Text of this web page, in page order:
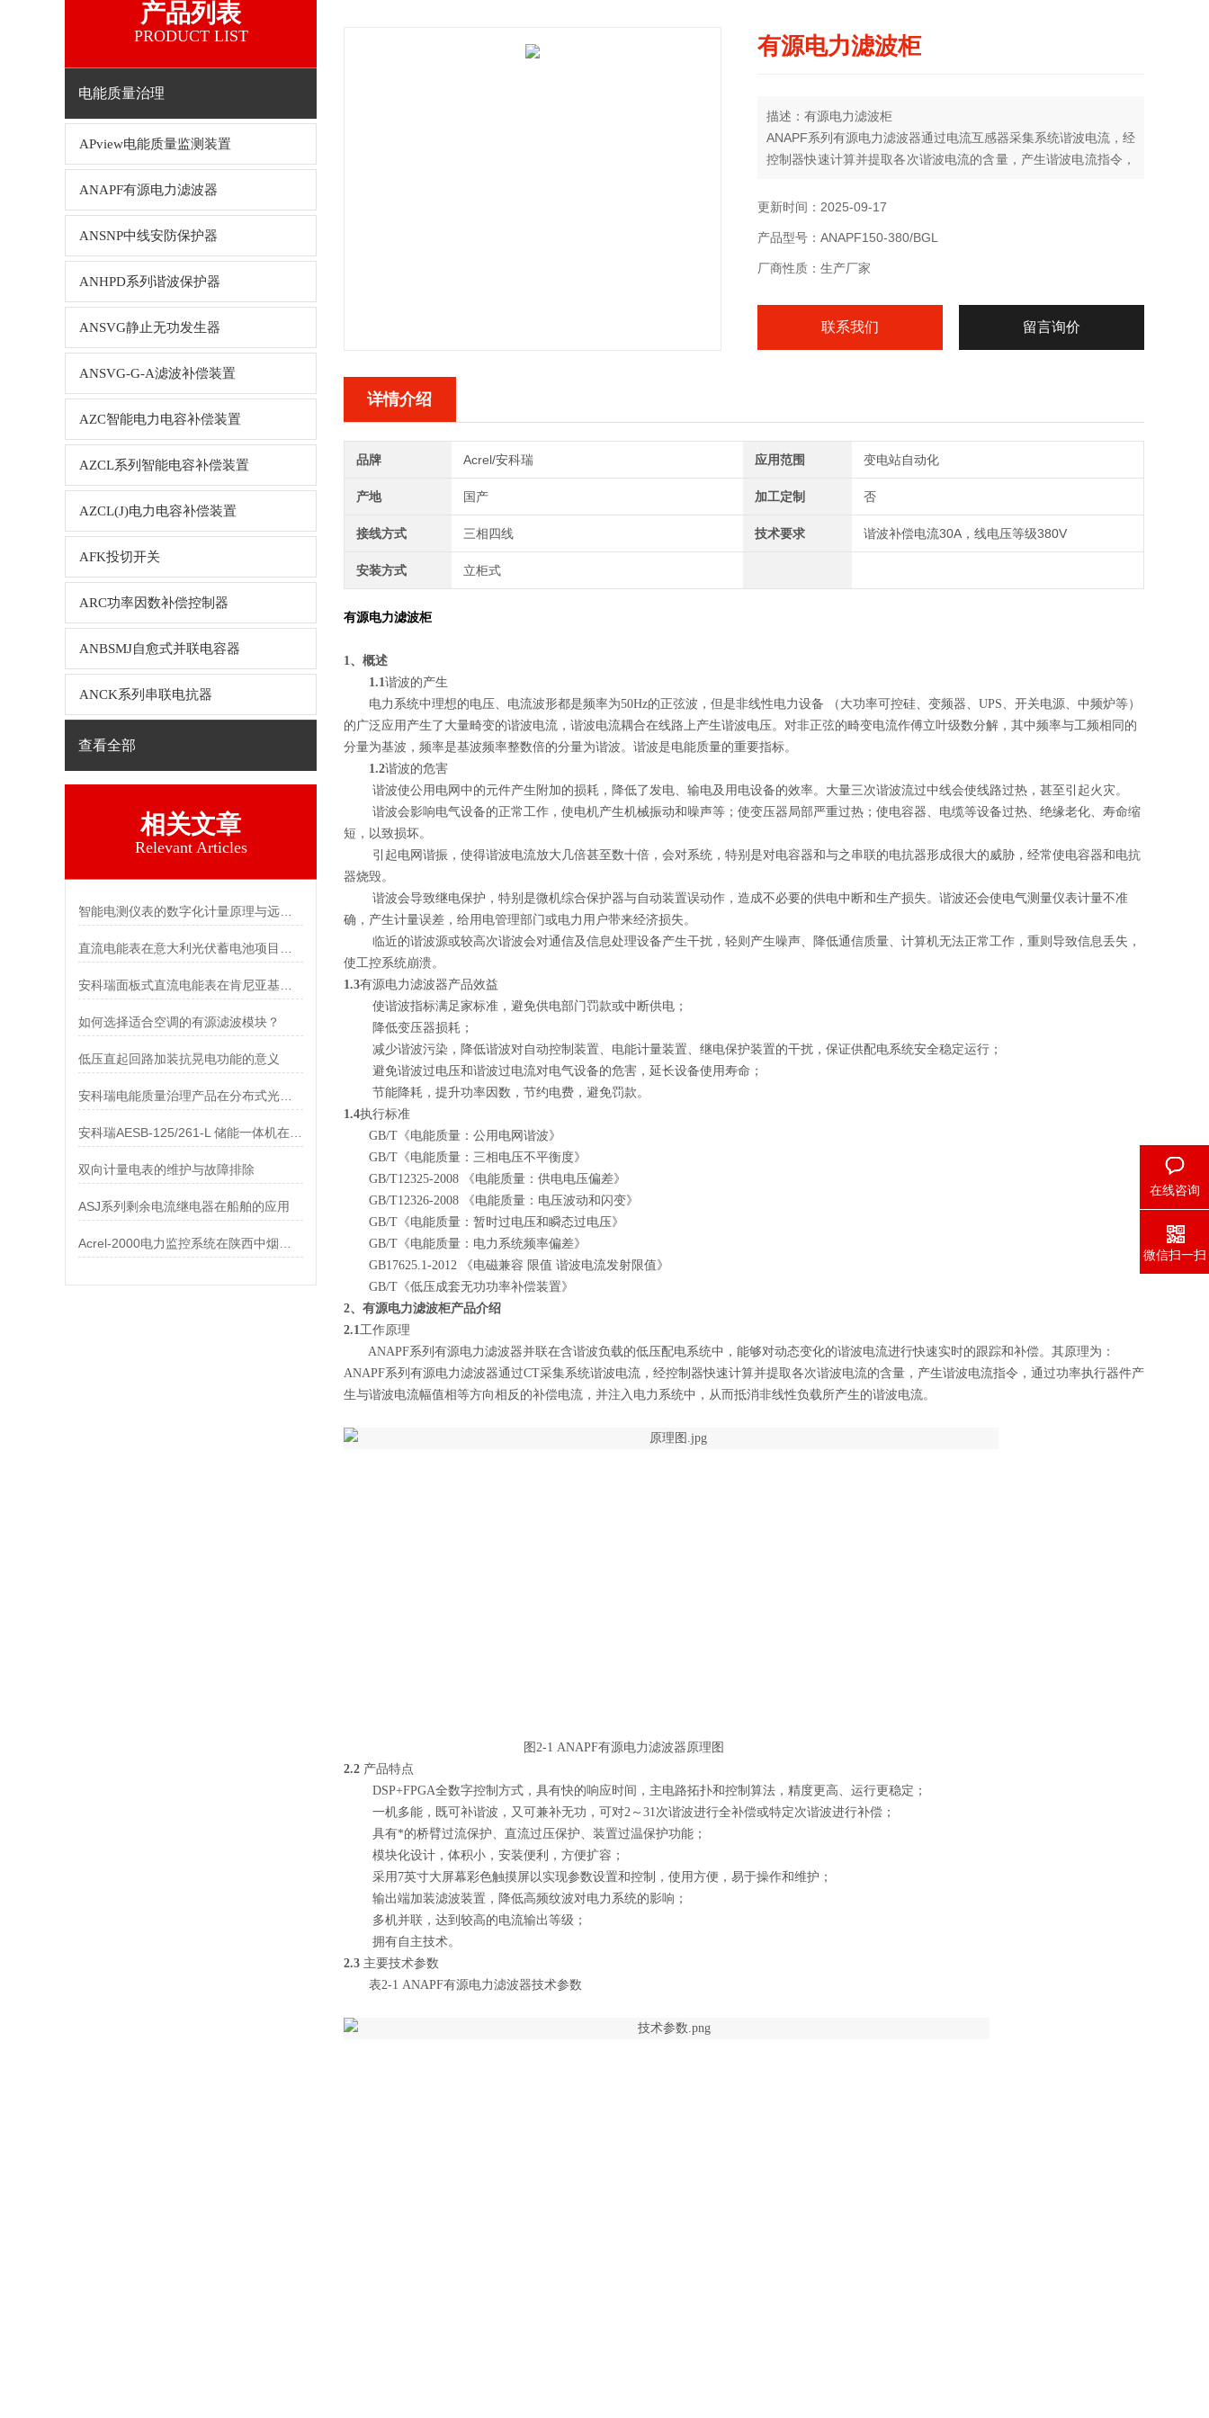
产品列表
PRODUCT LIST
电能质量治理
APview电能质量监测装置
ANAPF有源电力滤波器
ANSNP中线安防保护器
ANHPD系列谐波保护器
ANSVG静止无功发生器
ANSVG-G-A滤波补偿装置
AZC智能电力电容补偿装置
AZCL系列智能电容补偿装置
AZCL(J)电力电容补偿装置
AFK投切开关
ARC功率因数补偿控制器
ANBSMJ自愈式并联电容器
ANCK系列串联电抗器
查看全部
相关文章
Relevant Articles
智能电测仪表的数字化计量原理与远程抄表应用
安科瑞面板式直流电能表在肯尼亚基站的设计与应用
如何选择适合空调的有源滤波模块？
低压直起回路加装抗晃电功能的意义
安科瑞电能质量治理产品在分布式光伏电站的应用
安科瑞AESB-125/261-L 储能一体机在高比例新能源并网区的应用
双向计量电表的维护与故障排除
ASJ系列剩余电流继电器在船舶的应用
有源电力滤波柜
描述：有源电力滤波柜
ANAPF系列有源电力滤波器通过电流互感器采集系统谐波电流，经
控制器快速计算并提取各次谐波电流的含量，产生谐波电流指令，
并注入电力系统中，从而抵消非线性负载所产生的谐波电流。
更新时间：2025-09-17
产品型号：ANAPF150-380/BGL
厂商性质：生产厂家
联系我们 留言询价
详情介绍
品牌 Acrel/安科瑞 应用范围 变电站自动化
产地 国产 加工定制 否
接线方式 三相四线 技术要求 谐波补偿电流30A，线电压等级380V
安装方式 立柜式
有源电力滤波柜
1、概述
1.1谐波的产生
电力系统中理想的电压、电流波形都是频率为50Hz的正弦波，但是非线性电力设备 （大功率可控硅、变频器、UPS、开关电源、中频炉等）
的广泛应用产生了大量畸变的谐波电流，谐波电流耦合在线路上产生谐波电压。对非正弦的畸变电流作傅立叶级数分解，其中频率与工频相同的
分量为基波，频率是基波频率整数倍的分量为谐波。谐波是电能质量的重要指标。
1.2谐波的危害
谐波使公用电网中的元件产生附加的损耗，降低了发电、输电及用电设备的效率。大量三次谐波流过中线会使线路过热，甚至引起火灾。
谐波会影响电气设备的正常工作，使电机产生机械振动和噪声等；使变压器局部严重过热；使电容器、电缆等设备过热、绝缘老化、寿命缩
短，以致损坏。
引起电网谐振，使得谐波电流放大几倍甚至数十倍，会对系统，特别是对电容器和与之串联的电抗器形成很大的威胁，经常使电容器和电抗
器烧毁。
谐波会导致继电保护，特别是微机综合保护器与自动装置误动作，造成不必要的供电中断和生产损失。谐波还会使电气测量仪表计量不准
确，产生计量误差，给用电管理部门或电力用户带来经济损失。
临近的谐波源或较高次谐波会对通信及信息处理设备产生干扰，轻则产生噪声、降低通信质量、计算机无法正常工作，重则导致信息丢失，
使工控系统崩溃。
1.3有源电力滤波器产品效益
使谐波指标满足家标准，避免供电部门罚款或中断供电；
降低变压器损耗；
减少谐波污染，降低谐波对自动控制装置、电能计量装置、继电保护装置的干扰，保证供配电系统安全稳定运行；
避免谐波过电压和谐波过电流对电气设备的危害，延长设备使用寿命；
节能降耗，提升功率因数，节约电费，避免罚款。
1.4执行标准
GB/T《电能质量：公用电网谐波》
GB/T《电能质量：三相电压不平衡度》
GB/T12325-2008 《电能质量：供电电压偏差》
GB/T12326-2008 《电能质量：电压波动和闪变》
GB/T《电能质量：暂时过电压和瞬态过电压》
GB/T《电能质量：电力系统频率偏差》
GB17625.1-2012 《电磁兼容 限值 谐波电流发射限值》
GB/T《低压成套无功功率补偿装置》
2、 有源电力滤波柜产品介绍
2.1工作原理
ANAPF系列有源电力滤波器并联在含谐波负载的低压配电系统中，能够对动态变化的谐波电流进行快速实时的跟踪和补偿。其原理为：
ANAPF系列有源电力滤波器通过CT采集系统谐波电流，经控制器快速计算并提取各次谐波电流的含量，产生谐波电流指令，通过功率执行器件产
生与谐波电流幅值相等方向相反的补偿电流，并注入电力系统中，从而抵消非线性负载所产生的谐波电流。
图2-1 ANAPF有源电力滤波器原理图
2.2 产品特点
DSP+FPGA全数字控制方式，具有快的响应时间，主电路拓扑和控制算法，精度更高、运行更稳定；
一机多能，既可补谐波，又可兼补无功，可对2～31次谐波进行全补偿或特定次谐波进行补偿；
具有*的桥臂过流保护、直流过压保护、装置过温保护功能；
模块化设计，体积小，安装便利，方便扩容；
采用7英寸大屏幕彩色触摸屏以实现参数设置和控制，使用方便，易于操作和维护；
输出端加装滤波装置，降低高频纹波对电力系统的影响；
多机并联，达到较高的电流输出等级；
拥有自主技术。
2.3 主要技术参数
表2-1 ANAPF有源电力滤波器技术参数
在线咨询
微信扫一扫